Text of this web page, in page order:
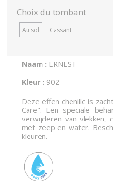
Choix du tombant
Au sol Cassant
Naam : ERNEST
Kleur : 902
Deze effen chenille is
Care". Een speciale
verwijderen van vlekken,
met zeep en water.
kleuren.